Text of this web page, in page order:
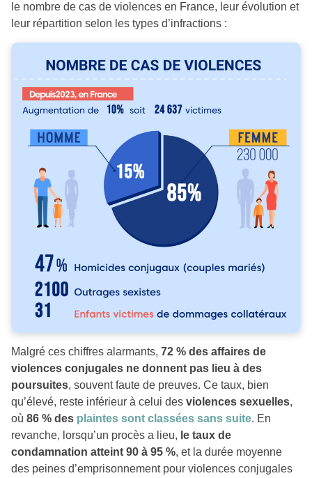
le nombre de cas de violences en France, leur évolution et
leur répartition selon les types d’infractions :
Malgré ces chiffres alarmants, 72 % des affaires de
violences conjugales ne donnent pas lieu à des
poursuites, souvent faute de preuves. Ce taux, bien
qu’élevé, reste inférieur à celui des violences sexuelles,
où 86 % des plaintes sont classées sans suite. En
revanche, lorsqu’un procès a lieu, le taux de
condamnation atteint 90 à 95 %, et la durée moyenne
des peines d’emprisonnement pour violences conjugales